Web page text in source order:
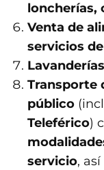
loncherías,
Venta de
servicios
Transporte
público
Teleférico)
servicio,